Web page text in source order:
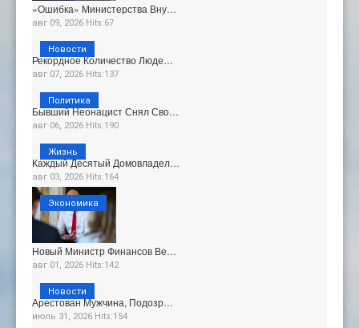
«Ошибка» Министерства Вну…
авг 09, 2026 Hits:67
Рекордное Количество Люде…
авг 07, 2026 Hits:137
Новости
Бывший Неонацист Снял Сво…
авг 06, 2026 Hits:190
Политика
Каждый Десятый Домовладел…
авг 03, 2026 Hits:164
Жизнь
Новый Министр Финансов Ве…
авг 01, 2026 Hits:142
Экономика
Арестован Мужчина, Подозр…
июль 31, 2026 Hits:154
Новости